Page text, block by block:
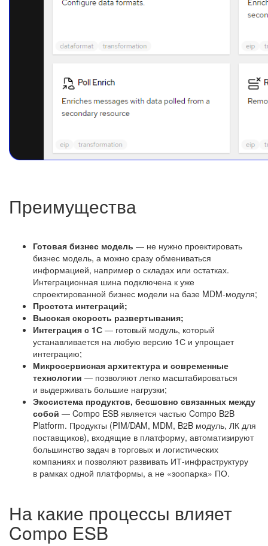
Преимущества
Готовая бизнес модель — не нужно проектировать
бизнес модель, а можно сразу обмениваться
информацией, например о складах или остатках.
Интеграционная шина подключена к уже
спроектированной бизнес модели на базе MDM-модуля;
Простота интеграций;
Высокая скорость развертывания;
Интеграция с 1С — готовый модуль, который
устанавливается на любую версию 1С и упрощает
интеграцию;
Микросервисная архитектура и современные
технологии — позволяют легко масштабироваться
и выдерживать большие нагрузки;
Экосистема продуктов, бесшовно связанных между
собой — Compo ESB является частью Compo B2B
Platform. Продукты (PIM/DAM, MDM, B2B модуль, ЛК для
поставщиков), входящие в платформу, автоматизируют
большинство задач в торговых и логистических
компаниях и позволяют развивать ИТ-инфраструктуру
в рамках одной платформы, а не «зоопарка» ПО.
На какие процессы влияет
Compo ESB